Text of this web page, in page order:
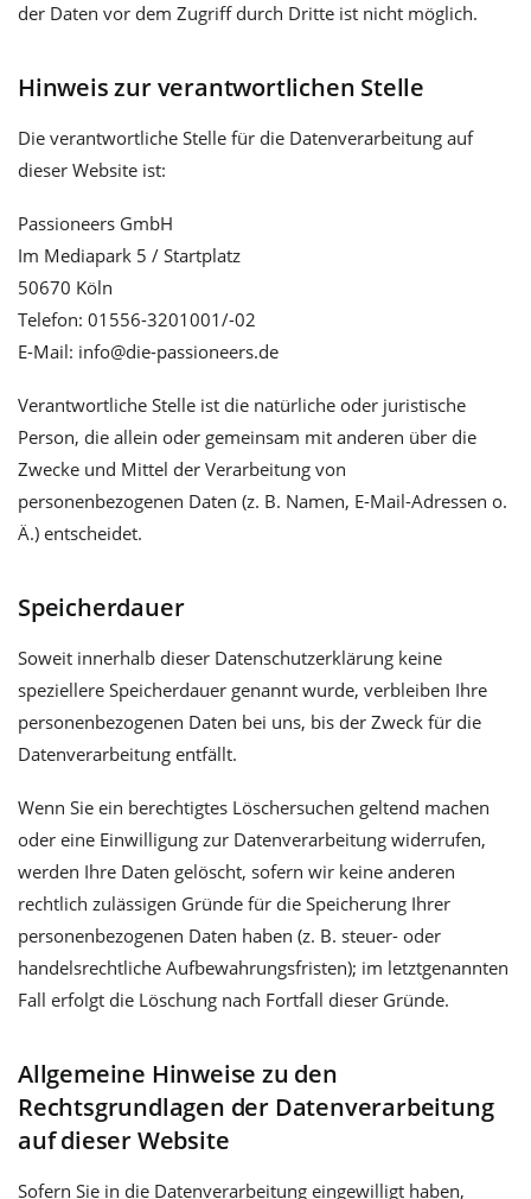
der Daten vor dem Zugriff durch Dritte ist nicht möglich.
Hinweis zur verantwortlichen Stelle
Die verantwortliche Stelle für die Datenverarbeitung auf
dieser Website ist:
Passioneers GmbH
Im Mediapark 5 / Startplatz
50670 Köln
Telefon: 01556-3201001/-02
E-Mail: info@die-passioneers.de
Verantwortliche Stelle ist die natürliche oder juristische
Person, die allein oder gemeinsam mit anderen über die
Zwecke und Mittel der Verarbeitung von
personenbezogenen Daten (z. B. Namen, E-Mail-Adressen o.
Ä.) entscheidet.
Speicherdauer
Soweit innerhalb dieser Datenschutzerklärung keine
speziellere Speicherdauer genannt wurde, verbleiben Ihre
personenbezogenen Daten bei uns, bis der Zweck für die
Datenverarbeitung entfällt.
Wenn Sie ein berechtigtes Löschersuchen geltend machen
oder eine Einwilligung zur Datenverarbeitung widerrufen,
werden Ihre Daten gelöscht, sofern wir keine anderen
rechtlich zulässigen Gründe für die Speicherung Ihrer
personenbezogenen Daten haben (z. B. steuer- oder
handelsrechtliche Aufbewahrungsfristen); im letztgenannten
Fall erfolgt die Löschung nach Fortfall dieser Gründe.
Allgemeine Hinweise zu den
Rechtsgrundlagen der Datenverarbeitung
auf dieser Website
Sofern Sie in die Datenverarbeitung eingewilligt haben,